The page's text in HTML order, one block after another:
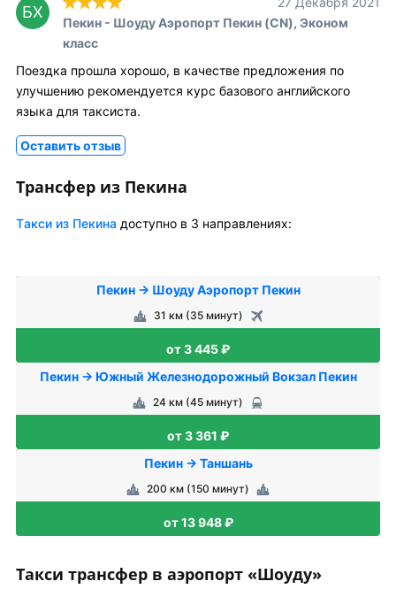
БХ
Пекин - Шоуду Аэропорт Пекин (CN), Эконом
класс
Поездка прошла хорошо, в качестве предложения по
улучшению рекомендуется курс базового английского
языка для таксиста.
Оставить отзыв
Трансфер из Пекина
Tакси из Пекина доступно в 3 направлениях:
Пекин → Шоуду Аэропорт Пекин
31 км (35 минут)
от 3 445 ₽
Пекин → Южный Железнодорожный Вокзал Пекин
24 км (45 минут)
от 3 361 ₽
Пекин → Таншань
200 км (150 минут)
от 13 948 ₽
Такси трансфер в аэропорт «Шоуду»